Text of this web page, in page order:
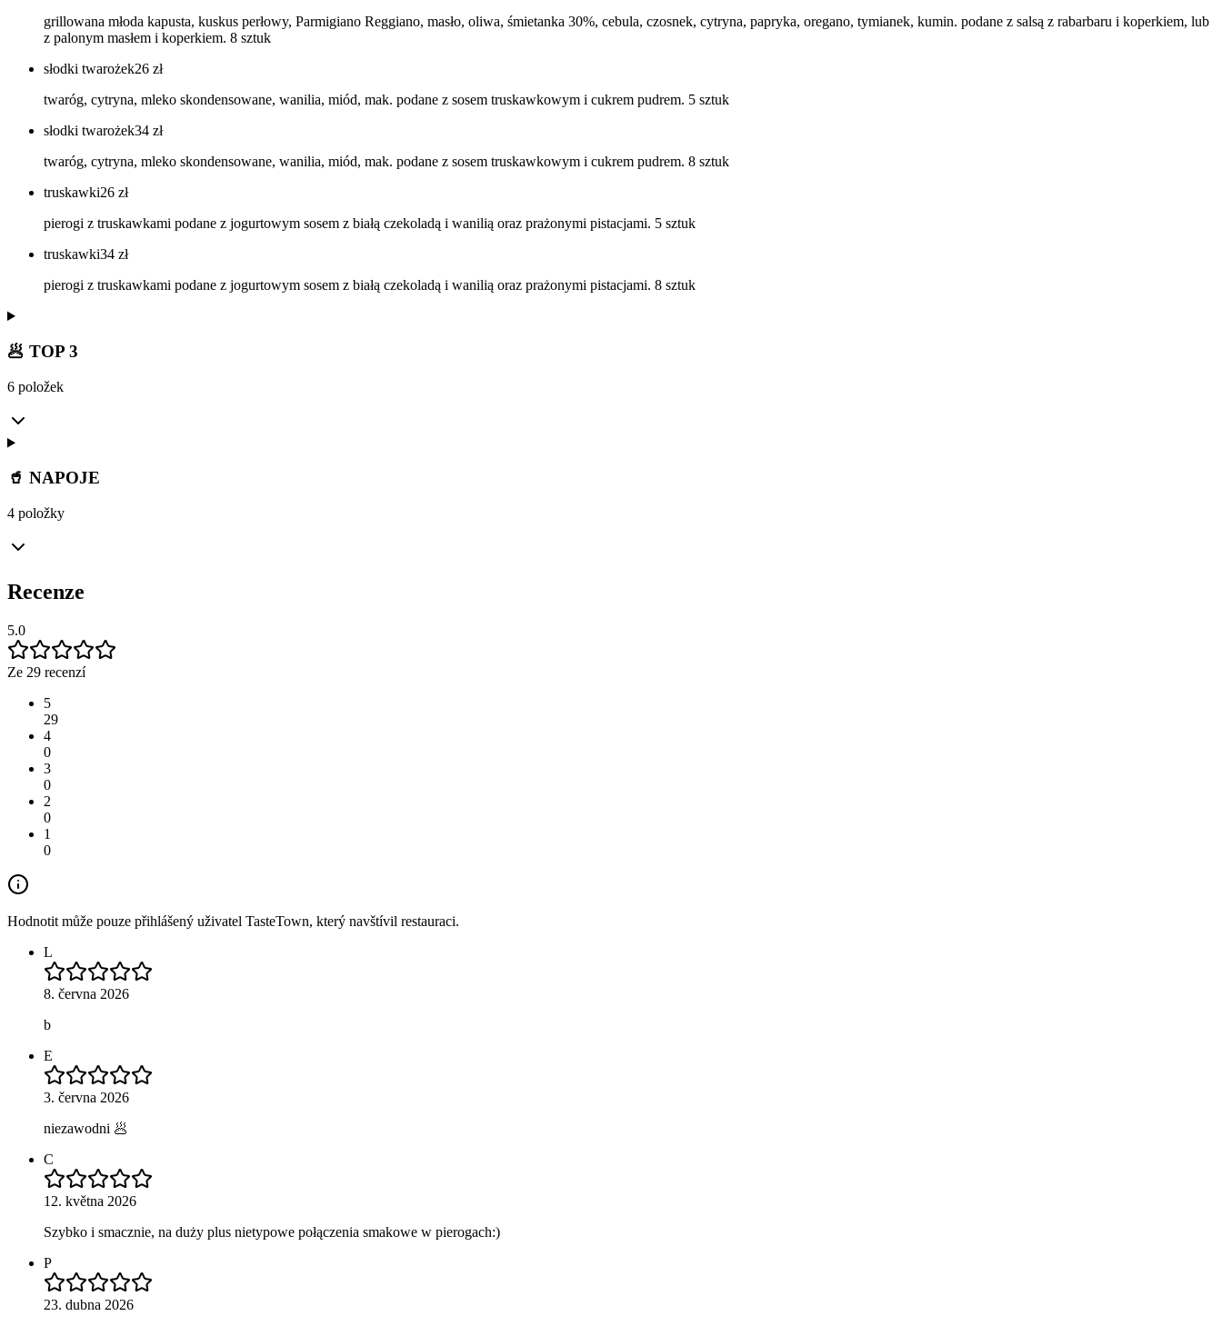
grillowana młoda kapusta, kuskus perłowy, Parmigiano Reggiano, masło, oliwa, śmietanka 30%, cebula, czosnek, cytryna, papryka, oregano, tymianek, kumin. podane z salsą z rabarbaru i koperkiem, lub
z palonym masłem i koperkiem. 8 sztuk
słodki twarożek26 zł
twaróg, cytryna, mleko skondensowane, wanilia, miód, mak. podane z sosem truskawkowym i cukrem pudrem. 5 sztuk
słodki twarożek34 zł
twaróg, cytryna, mleko skondensowane, wanilia, miód, mak. podane z sosem truskawkowym i cukrem pudrem. 8 sztuk
truskawki26 zł
pierogi z truskawkami podane z jogurtowym sosem z białą czekoladą i wanilią oraz prażonymi pistacjami. 5 sztuk
truskawki34 zł
pierogi z truskawkami podane z jogurtowym sosem z białą czekoladą i wanilią oraz prażonymi pistacjami. 8 sztuk
🥟 TOP 3
6 položek
🥤 NAPOJE
4 položky
Recenze
5.0
Ze 29 recenzí
5
29
4
0
3
0
2
0
1
0
Hodnotit může pouze přihlášený uživatel TasteTown, který navštívil restauraci.
L
8. června 2026
b
E
3. června 2026
niezawodni 🥟
C
12. května 2026
Szybko i smacznie, na duży plus nietypowe połączenia smakowe w pierogach:)
P
23. dubna 2026